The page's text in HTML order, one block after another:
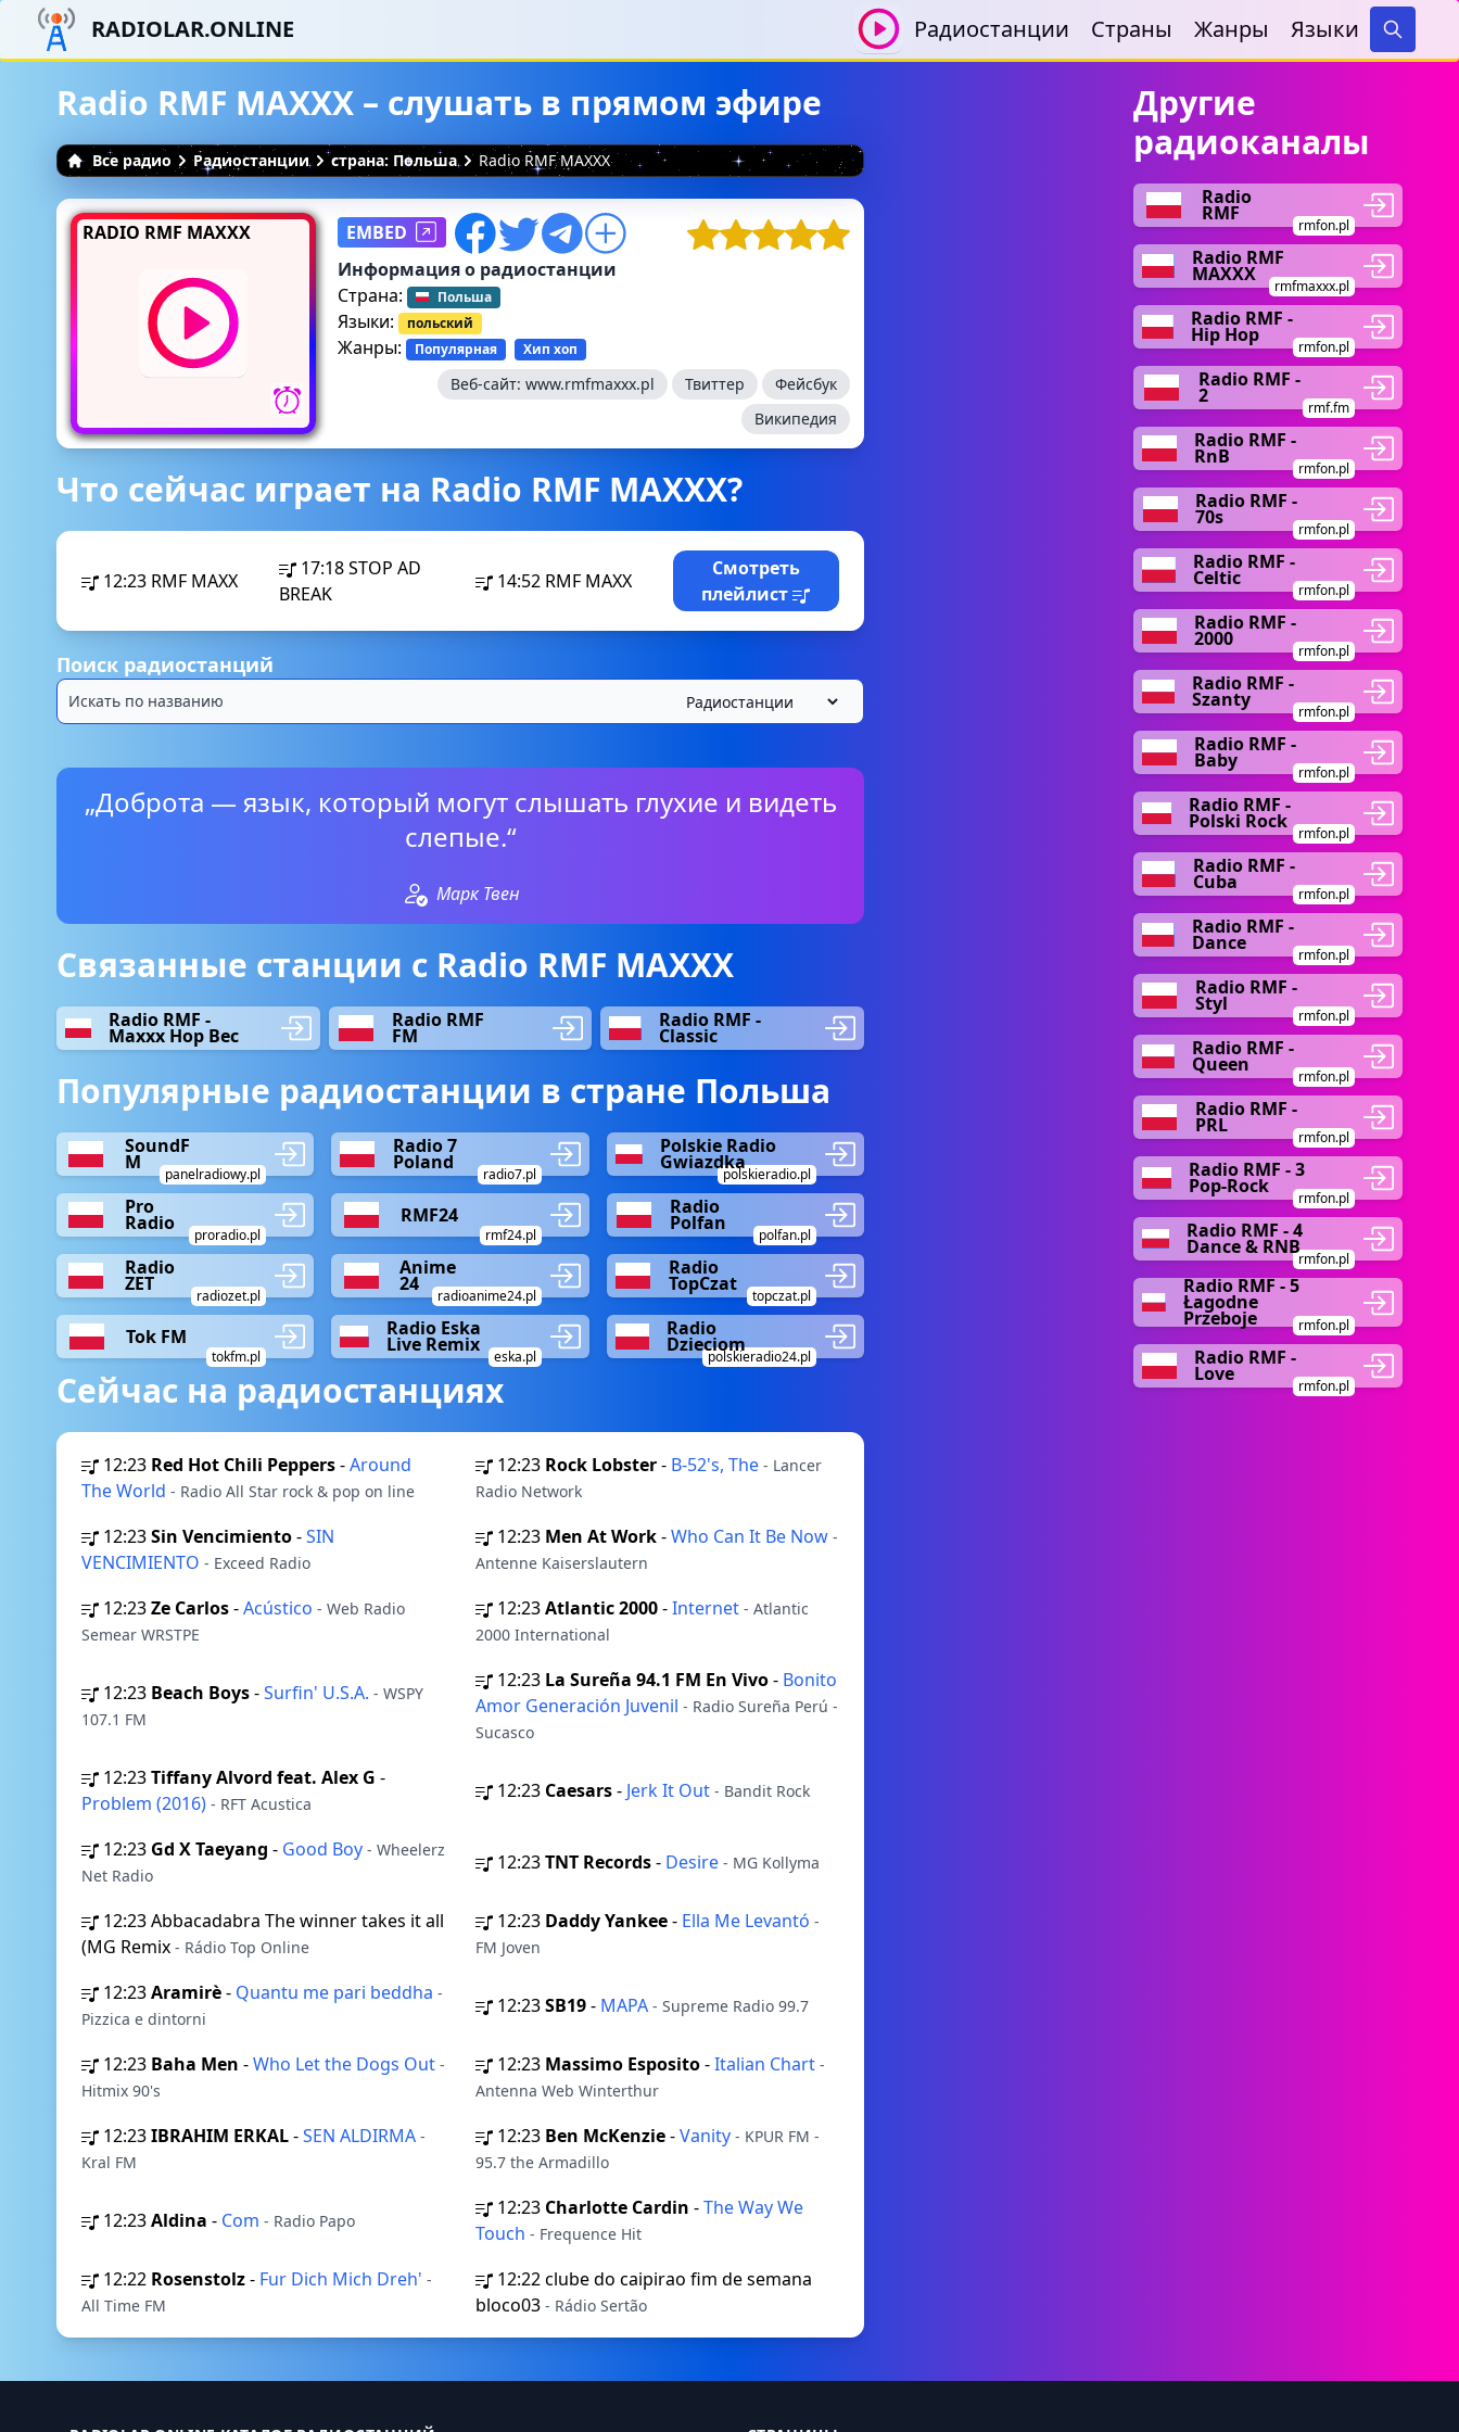
RADIOLAR.ONLINE Радиостанции Страны Жанры Языки
Search
Radio RMF MAXXX – слушать в прямом эфире
Все радио Радиостанции страна: Польша Radio RMF MAXXX
RADIO RMF MAXXX
EMBED
Информация о радиостанции
Страна:
Польша
Языки: польский
Жанры: Популярная Хип хоп
Веб-сайт: www.rmfmaxxx.pl Твиттер
Фейсбук
Википедия
Что сейчас играет на Radio RMF MAXXX?
12:23 RMF MAXX
17:18 STOP AD
BREAK
14:52 RMF MAXX
Смотреть
плейлист
Поиск радиостанций
„Доброта — язык, который могут слышать глухие и видеть
слепые.“
Марк Твен
Связанные станции с Radio RMF MAXXX
Radio RMF -
Maxxx Hop Bec
Radio RMF
FM
Radio RMF -
Classic
Популярные радиостанции в стране Польша
SoundF
M
panelradiowy.pl
Radio 7
Poland
radio7.pl
Polskie Radio
Gwiazdka
polskieradio.pl
Pro
Radio
proradio.pl
RMF24
rmf24.pl
Radio
Polfan
polfan.pl
Radio
ZET
radiozet.pl
Anime
24
radioanime24.pl
Radio
TopCzat
topczat.pl
Tok FM
tokfm.pl
Radio Eska
Live Remix
eska.pl
Radio
Dzieciom
polskieradio24.pl
Сейчас на радиостанциях
12:23 Red Hot Chili Peppers-Around
The World - Radio All Star rock & pop on line
12:23 Rock Lobster- B-52's, The - Lancer
Radio Network
12:23Sin Vencimiento-SIN
VENCIMIENTO - Exceed Radio
12:23 Men At Work-Who Can It Be Now -
Antenne Kaiserslautern
12:23Ze Carlos-Acústico - Web Radio
Semear WRSTPE
12:23Atlantic 2000-Internet - Atlantic
2000 International
12:23 Beach Boys-Surfin' U.S.A. - WSPY
107.1 FM
12:23 La Sureña 94.1 FM En Vivo- Bonito
Amor Generación Juvenil - Radio Sureña Perú -
Sucasco
12:23Tiffany Alvord feat. Alex G -
Problem (2016) - RFT Acustica
12:23 Caesars- Jerk It Out - Bandit Rock
12:23 Gd X Taeyang - Good Boy - Wheelerz
Net Radio
12:23TNT Records- Desire - MG Kollyma
12:23Abbacadabra The winner takes it all
(MG Remix - Rádio Top Online
12:23 Daddy Yankee- Ella Me Levantó -
FM Joven
12:23Aramirè- Quantu me pari beddha -
Pizzica e dintorni
12:23SB19- MAPA - Supreme Radio 99.7
12:23 Baha Men -Who Let the Dogs Out -
Hitmix 90's
12:23 Massimo Esposito-Italian Chart -
Antenna Web Winterthur
12:23IBRAHIM ERKAL-SEN ALDIRMA -
Kral FM
12:23 Ben McKenzie-Vanity - KPUR FM -
95.7 the Armadillo
12:23Aldina - Com - Radio Papo
12:23 Charlotte Cardin -The Way We
Touch - Frequence Hit
12:22 Rosenstolz- Fur Dich Mich Dreh' -
All Time FM
12:22clube do caipirao fim de semana
bloco03 - Rádio Sertão
Другие
радиоканалы
Radio
RMF
rmfon.pl
Radio RMF
MAXXX
rmfmaxxx.pl
Radio RMF -
Hip Hop
rmfon.pl
Radio RMF -
2
rmf.fm
Radio RMF -
RnB
rmfon.pl
Radio RMF -
70s
rmfon.pl
Radio RMF -
Celtic
rmfon.pl
Radio RMF -
2000
rmfon.pl
Radio RMF -
Szanty
rmfon.pl
Radio RMF -
Baby
rmfon.pl
Radio RMF -
Polski Rock
rmfon.pl
Radio RMF -
Cuba
rmfon.pl
Radio RMF -
Dance
rmfon.pl
Radio RMF -
Styl
rmfon.pl
Radio RMF -
Queen
rmfon.pl
Radio RMF -
PRL
rmfon.pl
Radio RMF - 3
Pop-Rock
rmfon.pl
Radio RMF - 4
Dance & RNB
rmfon.pl
Radio RMF - 5
Łagodne
Przeboje rmfon.pl
Radio RMF -
Love
rmfon.pl